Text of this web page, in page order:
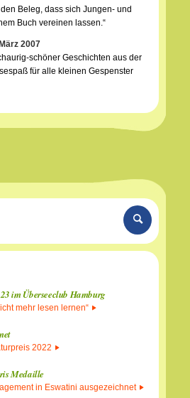
Beleg, dass sich Jungen- und
Buch vereinen lassen.“
2007
schöner Geschichten aus der
für alle kleinen Gespenster
im Überseeclub Hamburg
mehr lesen lernen“
2022
Medaille
in Eswatini ausgezeichnet